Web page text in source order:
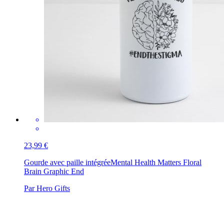
23,99 €
Gourde avec paille intégréeMental Health Matters Floral
Brain Graphic End
Par Hero Gifts